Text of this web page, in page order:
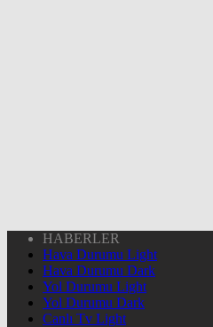
HABERLER
Hava Durumu Light
Hava Durumu Dark
Yol Durumu Light
Yol Durumu Dark
Canlı Tv Light